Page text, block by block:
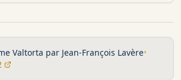
Valtorta par Jean-François Lavère•